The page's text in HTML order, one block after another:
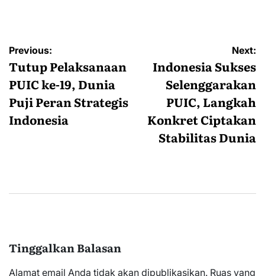
Navigasi
pos
Previous:
Tutup Pelaksanaan
PUIC ke-19, Dunia
Puji Peran Strategis
Indonesia
Next:
Indonesia Sukses
Selenggarakan
PUIC, Langkah
Konkret Ciptakan
Stabilitas Dunia
Tinggalkan Balasan
Alamat email Anda tidak akan dipublikasikan. Ruas yang